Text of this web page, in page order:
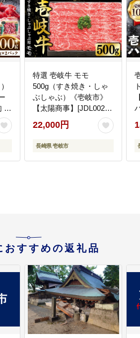
赤
特選 壱岐牛 モモ
500g（すき焼き・しゃ
ぶしゃぶ）《壱岐市》
【太陽商事】[JDL002]
肉 牛肉 鍋 すき焼き し
ゃぶしゃぶ 薄切り
22000 22000円 2万円
22,000円
長崎県 壱岐市
おすすめの返礼品